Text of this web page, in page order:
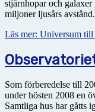
stjärnhopar och galaxer
miljoner ljusårs avstånd.
Läs mer: Universum till
Som förberedelse till
under hösten 2008 en
Samtliga hus har gåtts